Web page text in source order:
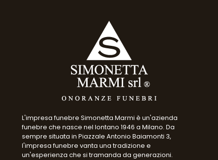
L'impresa funebre Simonetta Marmi è un'azienda
funebre che nasce nel lontano 1946 a Milano. Da
sempre situata in Piazzale Antonio Baiamonti 3,
l'impresa funebre vanta una tradizione e
un'esperienza che si tramanda da generazioni.